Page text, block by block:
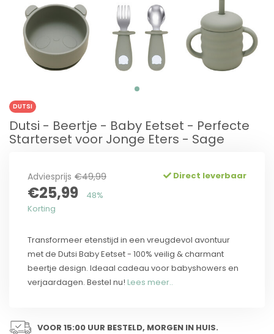
DUTSI
Dutsi - Beertje - Baby Eetset - Perfecte
Starterset voor Jonge Eters - Sage
Adviesprijs €49,99
€25,99
48%
Korting
Direct leverbaar
Transformeer etenstijd in een vreugdevol avontuur
met de Dutsi Baby Eetset - 100% veilig & charmant
beertje design. Ideaal cadeau voor babyshowers en
verjaardagen. Bestel nu! Lees meer..
VOOR 15:00 UUR BESTELD, MORGEN IN HUIS.